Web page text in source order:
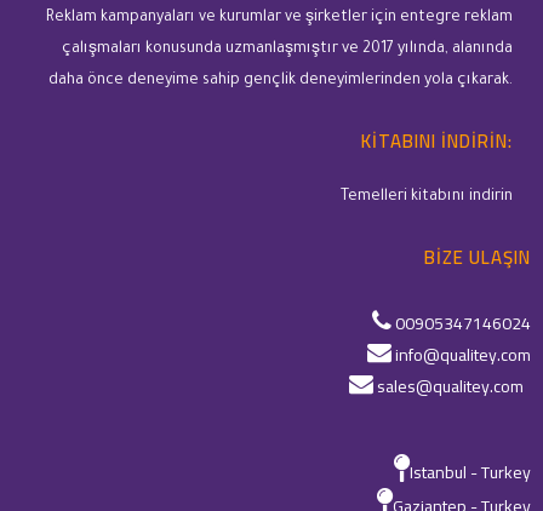
Reklam kampanyaları ve kurumlar ve şirketler için entegre reklam
çalışmaları konusunda uzmanlaşmıştır ve 2017 yılında, alanında
daha önce deneyime sahip gençlik deneyimlerinden yola çıkarak.
KITABINI INDIRIN:
Temelleri kitabını indirin
BIZE ULAŞIN
00905347146024
info@qualitey.com
sales@qualitey.com
Istanbul - Turkey